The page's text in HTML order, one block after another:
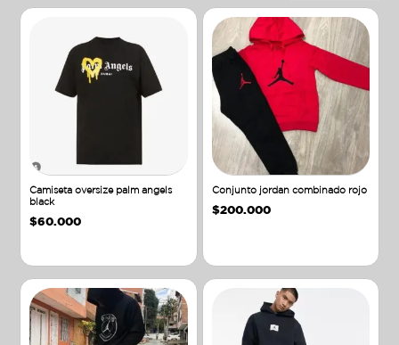
Camiseta oversize palm angels
black
$60.000
Conjunto jordan combinado rojo
$200.000